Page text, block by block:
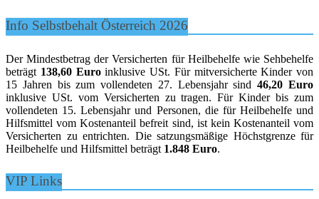
Info Selbstbehalt Österreich 2026
Der Mindestbetrag der Versicherten für Heilbehelfe wie Sehbehelfe
beträgt 138,60 Euroinklusive USt. Für mitversicherte Kinder von
15 Jahren bis zum vollendeten 27. Lebensjahr sind46,20 Euro
inklusive USt. vom Versicherten zu tragen. Für Kinder bis zum
vollendeten 15. Lebensjahr und Personen, die für Heilbehelfe und
Hilfsmittel vom Kostenanteil befreit sind, ist kein Kostenanteil vom
Versicherten zu entrichten. Die satzungsmäßige Höchstgrenze für
Heilbehelfe und Hilfsmittel beträgt 1.848 Euro.
VIP Links